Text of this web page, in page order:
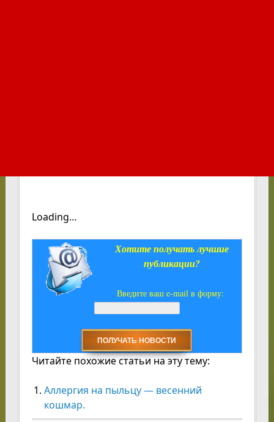
Loading…
Хотите получать лучшие
публикации?
Введите ваш e-mail в форму:
Читайте похожие статьи на эту тему:
Аллергия на пыльцу — весенний
кошмар.